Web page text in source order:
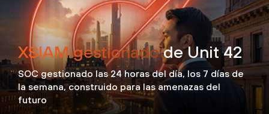
XSIAM gestionadode Unit 42
SOC gestionado las 24 horas del día, los 7 días de
la semana, construido para las amenazas del
futuro